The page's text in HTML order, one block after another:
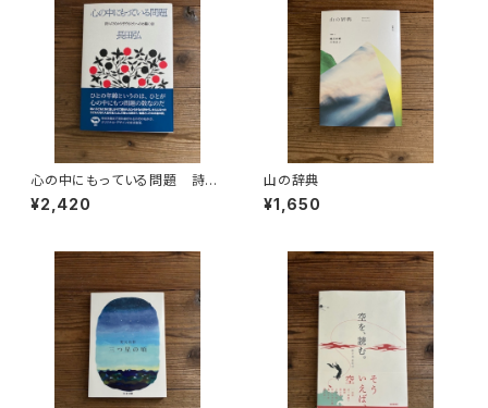
心の中にもっている問題 詩人
の父から子どもたちへの45篇の
詩
¥2,420
山の辞典
¥1,650